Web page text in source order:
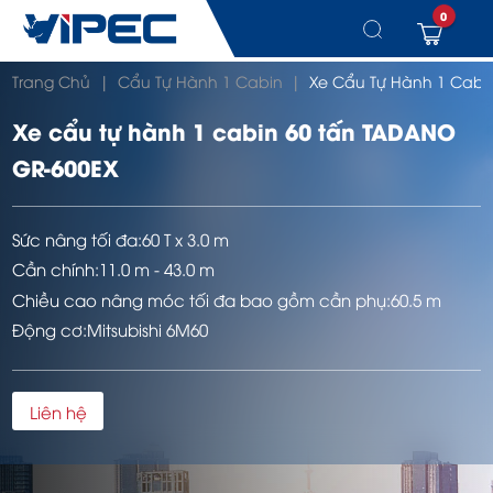
Chuyển
đến
0
Trang Chủ | Cẩu Tự Hành 1 Cabin | Xe Cẩu Tự Hành 1
Xe cẩu tự hành 1 cabin 60 tấn TADANO
GR-600EX
Sức nâng tối đa:60 T x 3.0 m
Cần chính:11.0 m - 43.0 m
Chiều cao nâng móc tối đa bao gồm cần phụ:60.5 m
Động cơ:Mitsubishi 6M60
Liên hệ